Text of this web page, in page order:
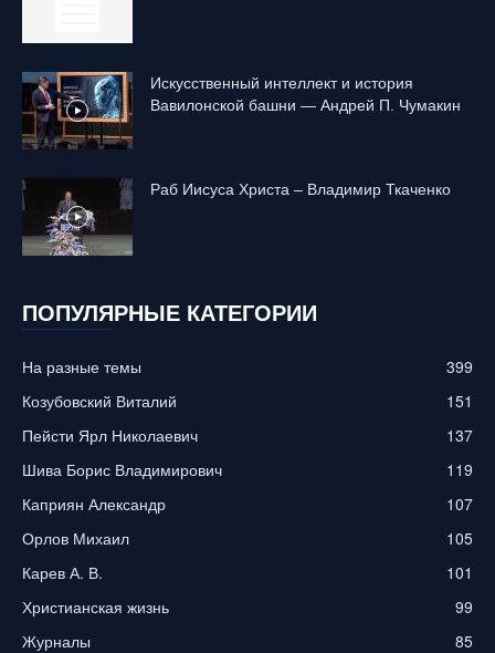
Искусственный интеллект и история
Вавилонской башни — Андрей П. Чумакин
Раб Иисуса Христа – Владимир Ткаченко
ПОПУЛЯРНЫЕ КАТЕГОРИИ
На разные темы
399
Козубовский Виталий
151
Пейсти Ярл Николаевич
137
Шива Борис Владимирович
119
Каприян Александр
107
Орлов Михаил
105
Карев А. В.
101
Христианская жизнь
99
Журналы
85